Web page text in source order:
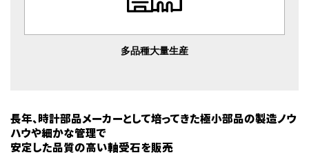
多品種大量生産
長年、時計部品メーカーとして培ってきた極小部品の製造ノウ
ハウや細かな管理で
安定した品質の高い軸受石を販売